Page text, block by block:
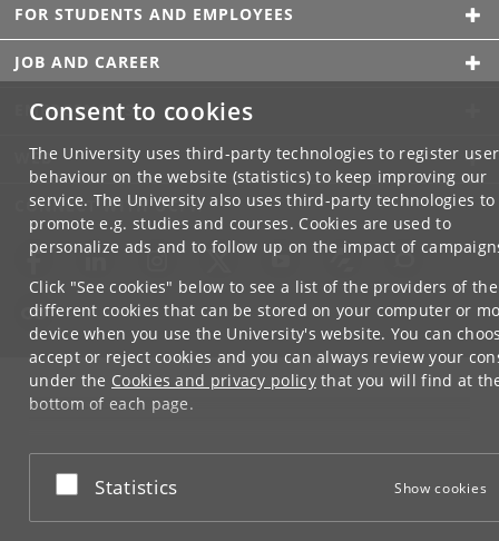
Consent to cookies
The University uses third-party technologies to register user
behaviour on the website (statistics) to keep improving our
service. The University also uses third-party technologies to
promote e.g. studies and courses. Cookies are used to
personalize ads and to follow up on the impact of
Click "See cookies" below to see a list of the providers of the
different cookies that can be stored on your computer or
device when you use the University's website. You can
accept or reject cookies and you can always review your
under the Cookies and privacy policythat you will find at
bottom of each page.
Accept or reject
Statistics Show cookies
FOR STUDENTS AND EMPLOYEES
JOB AND CAREER
EMERGENCIES
WEB
CONNECT WITH UCPH